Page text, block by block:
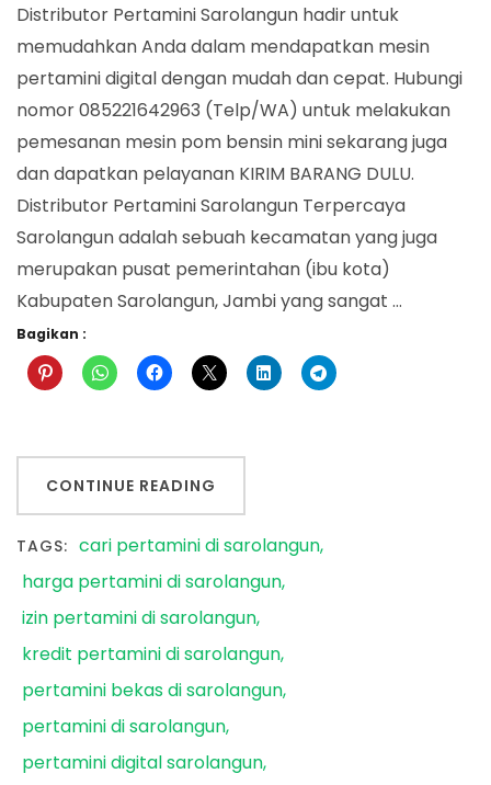
Sarolangun
Distributor Pertamini Sarolangun hadir untuk
memudahkan Anda dalam mendapatkan mesin
pertamini digital dengan mudah dan cepat. Hubungi
nomor 085221642963 (Telp/WA) untuk melakukan
pemesanan mesin pom bensin mini sekarang juga
dan dapatkan pelayanan KIRIM BARANG DULU.
Distributor Pertamini Sarolangun Terpercaya
Sarolangun adalah sebuah kecamatan yang juga
merupakan pusat pemerintahan (ibu kota)
Kabupaten Sarolangun, Jambi yang sangat …
Bagikan :
CONTINUE READING
TAGS: cari pertamini di sarolangun
harga pertamini di sarolangun
izin pertamini di sarolangun
kredit pertamini di sarolangun
pertamini bekas di sarolangun
pertamini di sarolangun
pertamini digital sarolangun